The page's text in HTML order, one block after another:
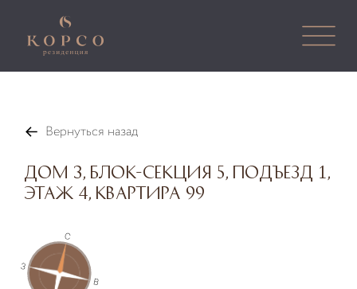
Вернуться назад
Дом 3, Блок-секция 5, Подъезд 1,
Этаж 4, Квартира 99